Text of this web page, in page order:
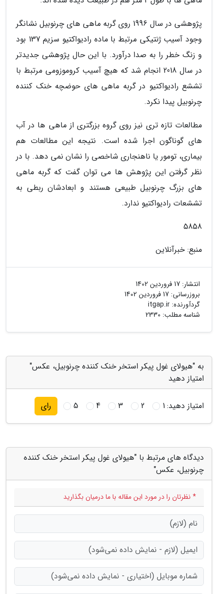
پژوهشی در سال 1996 روی گربه ماهی های چرنوبیل نشانگر
وجود آسیب ژنتیکی مرتبط با ماده رادیواکتیو سزیم 137 بود
و زنگ خطر را به صدا درآورد. با این حال پژوهشی جدیدتر
در سال 2018 انجام شد که هیچ آسیب کروموزومی مرتبط با
تششع رادیواکتیو در گربه ماهی های حوضچه خنک کننده
چرنوبیل پیدا نکرد.
مطالعات تازه تری نیز روی گروه بزرگتری از ماهی ها در آب
های گوناگون اجرا شده است. نتیجه این مطالعات هم
بیماری، تومور یا ناهنجاری شاخصی را نشان نمی دهد. با در
نظر گرفتن این پژوهش ها می توان گفت که گربه ماهی
های بزرگ چرنوبیل طبیعی هستند و ابعادشان ربطی به
تششعات رادیواکتیو ندارد.
5858
منبع: خبرآنلاین
انتشار: 17 فروردین 1402
بروزرسانی: 17 فروردین 1402
گردآورنده: itgap.ir
شناسه مطلب: 2330
به "هیولای غول پیکر استخر خنک کننده چرنوبیل، عکس"
امتیاز دهید
امتیاز دهید:1
2
3
4
5 رای
دیدگاه های مرتبط با "هیولای غول پیکر استخر خنک کننده
چرنوبیل، عکس"
* نظرتان را در مورد این مقاله با ما درمیان بگذارید